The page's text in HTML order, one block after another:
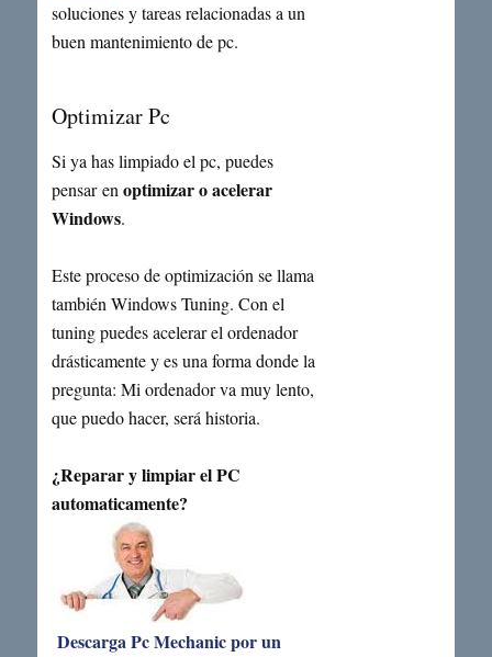
soluciones y tareas relacionadas a un
buen mantenimiento de pc.
Optimizar Pc
Si ya has limpiado el pc, puedes
pensar en optimizar o acelerar
Windows.
Este proceso de optimización se llama
también Windows Tuning. Con el
tuning puedes acelerar el ordenador
drásticamente y es una forma donde la
pregunta: Mi ordenador va muy lento,
que puedo hacer, será historia.
¿Reparar y limpiar el PC
automaticamente?
Descarga Pc Mechanic por un